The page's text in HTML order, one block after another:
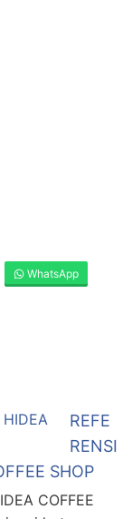
WhatsApp
REFE
RENSI
SHOP
COFFEE